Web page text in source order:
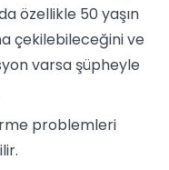
özellikle 50 yaşın
çekilebileceğini ve
varsa şüpheyle
problemleri